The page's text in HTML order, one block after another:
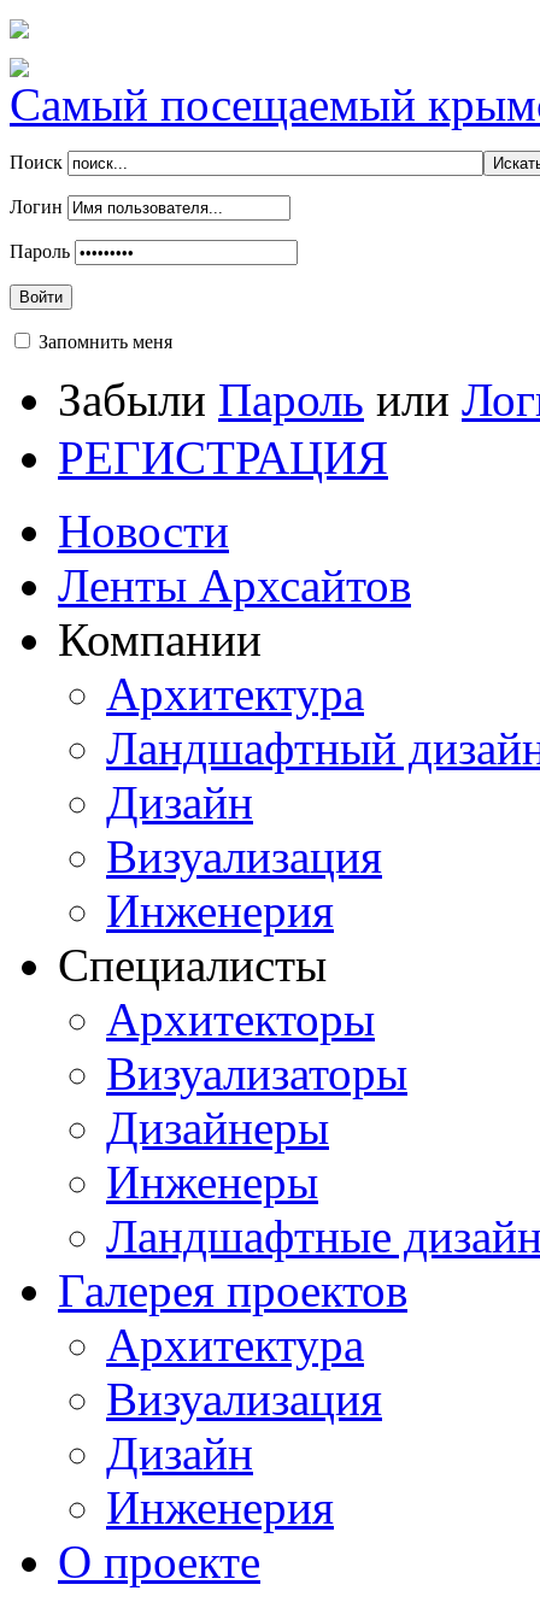
Самый посещаемый
Поиск
Логин
Пароль
Войти
Запомнить меня
Забыли Пароль или
РЕГИСТРАЦИЯ
Новости
Ленты Архсайтов
Компании
Архитектура
Ландшафтный
Дизайн
Визуализация
Инженерия
Специалисты
Архитекторы
Визуализаторы
Дизайнеры
Инженеры
Ландшафтные
Галерея проектов
Архитектура
Визуализация
Дизайн
Инженерия
О проекте